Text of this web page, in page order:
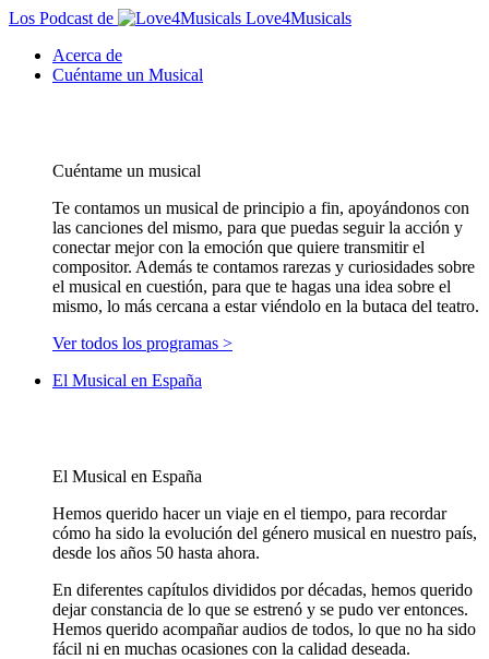
Los Podcast de
Love4Musicals
Acerca de
Cuéntame un Musical
Cuéntame un musical
Te contamos un musical de principio a fin, apoyándonos con
las canciones del mismo, para que puedas seguir la acción y
conectar mejor con la emoción que quiere transmitir el
compositor. Además te contamos rarezas y curiosidades sobre
el musical en cuestión, para que te hagas una idea sobre el
mismo, lo más cercana a estar viéndolo en la butaca del teatro.
Ver todos los programas >
El Musical en España
El Musical en España
Hemos querido hacer un viaje en el tiempo, para recordar
cómo ha sido la evolución del género musical en nuestro país,
desde los años 50 hasta ahora.
En diferentes capítulos divididos por décadas, hemos querido
dejar constancia de lo que se estrenó y se pudo ver entonces.
Hemos querido acompañar audios de todos, lo que no ha sido
fácil ni en muchas ocasiones con la calidad deseada.